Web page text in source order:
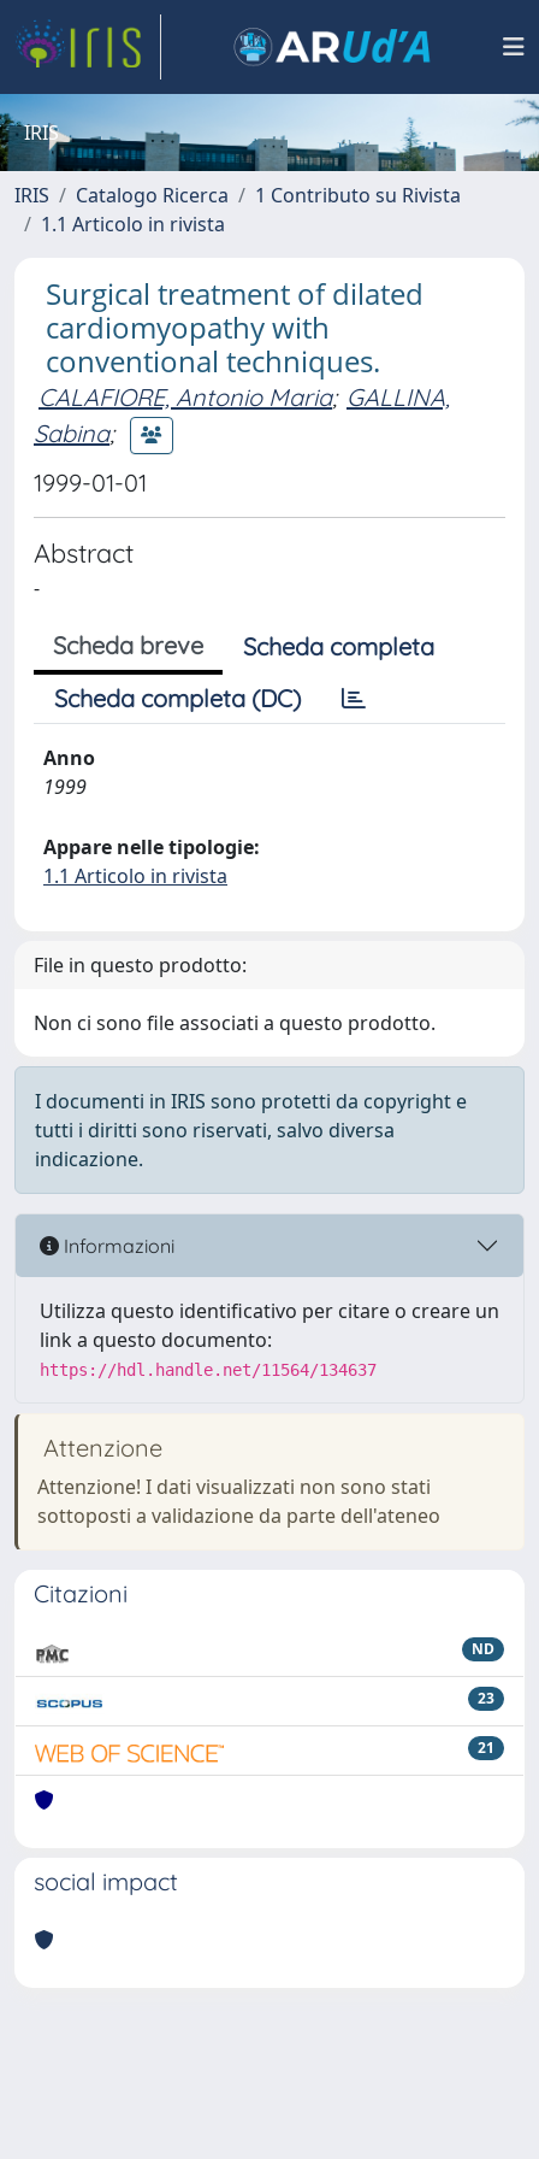
IRIS
IRIS Catalogo Ricerca
1 Contributo su Rivista
1.1 Articolo in rivista
Surgical treatment of dilated
cardiomyopathy with
conventional techniques.
CALAFIORE, Antonio Maria; GALLINA,
Sabina;
1999-01-01
Abstract
-
Scheda breve
Scheda completa
Scheda completa (DC)
Anno
1999
Appare nelle tipologie:
1.1 Articolo in rivista
File in questo prodotto:
Non ci sono file associati a questo prodotto.
I documenti in IRIS sono protetti da copyright e
tutti i diritti sono riservati, salvo diversa
indicazione.
Informazioni
Utilizza questo identificativo per citare o creare un
link a questo documento:
https://hdl.handle.net/11564/134637
Attenzione
Attenzione! I dati visualizzati non sono stati
sottoposti a validazione da parte dell'ateneo
Citazioni
ND
23
21
social impact